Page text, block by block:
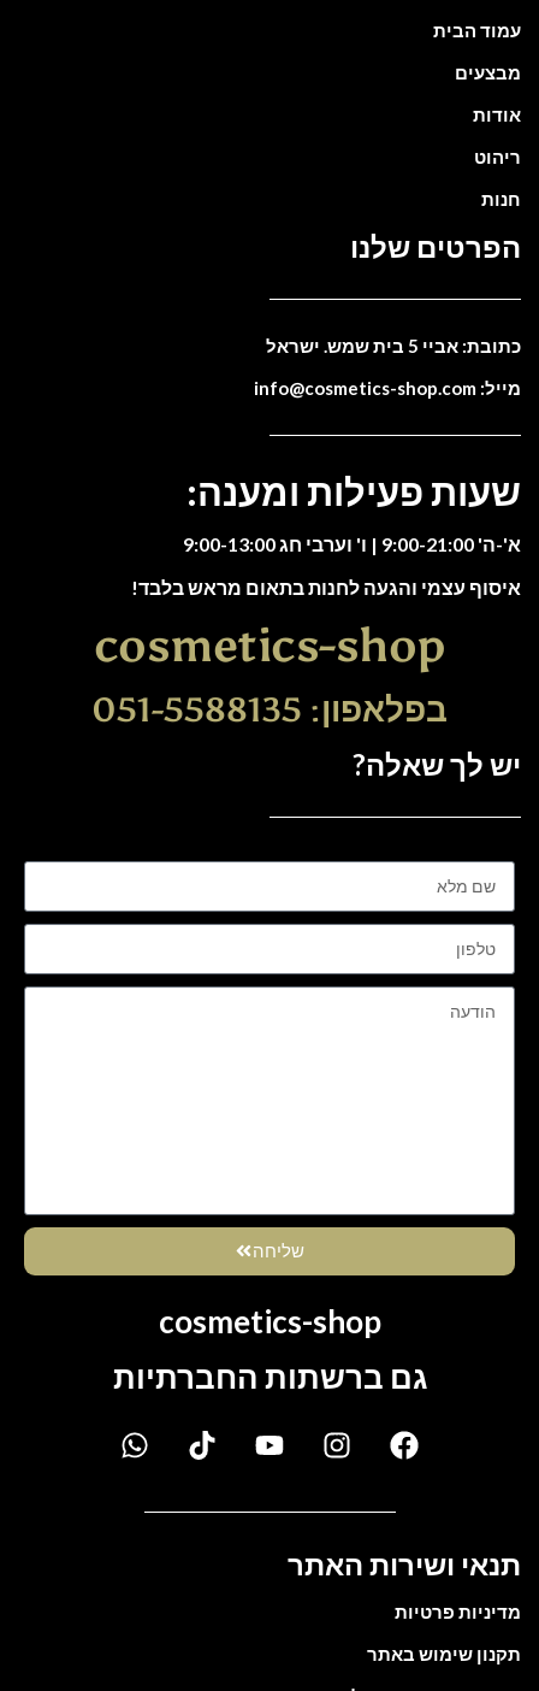
עמוד הבית
מבצעים
אודות
ריהוט
חנות
הפרטים שלנו
כתובת: אביי 5 בית שמש. ישראל
מייל: info@cosmetics-shop.com
שעות פעילות ומענה:
א'-ה' 9:00-21:00 | ו' וערבי חג 9:00-13:00
איסוף עצמי והגעה לחנות בתאום מראש בלבד!
cosmetics-shop
בפלאפון: 051-5588135
יש לך שאלה?
שליחה
cosmetics-shop
גם ברשתות החברתיות
תנאי ושירות האתר
מדיניות פרטיות
תקנון שימוש באתר